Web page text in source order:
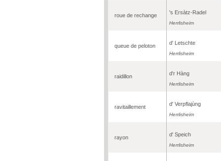
roue de rechange 's Ersàtz-Radel
Herrlisheim
queue de peloton d' Letschte
Herrlisheim
raidillon d'r Hàng
Herrlisheim
ravitaillement d' Verpflajùng
Herrlisheim
rayon d' Speich
Herrlisheim